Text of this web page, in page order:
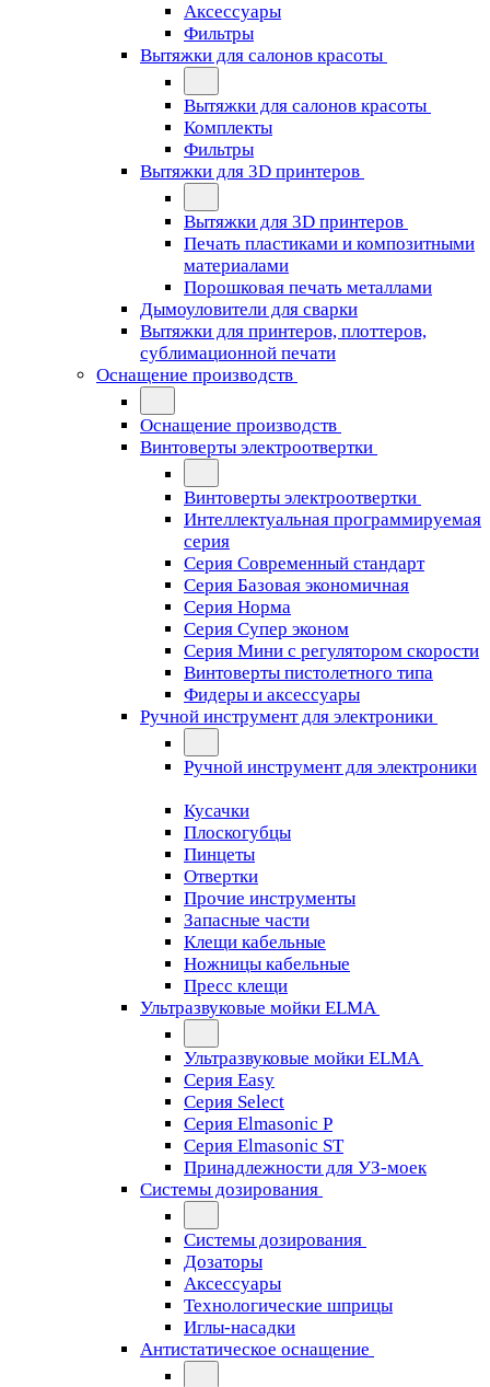
Аксессуары
Фильтры
Вытяжки для салонов красоты
Вытяжки для салонов красоты
Комплекты
Фильтры
Вытяжки для 3D принтеров
Вытяжки для 3D принтеров
Печать пластиками и композитными
материалами
Порошковая печать металлами
Дымоуловители для сварки
Вытяжки для принтеров, плоттеров,
сублимационной печати
Оснащение производств
Оснащение производств
Винтоверты электроотвертки
Винтоверты электроотвертки
Интеллектуальная программируемая
серия
Серия Современный стандарт
Серия Базовая экономичная
Серия Норма
Серия Cупер эконом
Серия Мини с регулятором скорости
Винтоверты пистолетного типа
Фидеры и аксессуары
Ручной инструмент для электроники
Ручной инструмент для электроники
Кусачки
Плоскогубцы
Пинцеты
Отвертки
Прочие инструменты
Запасные части
Клещи кабельные
Ножницы кабельные
Пресс клещи
Ультразвуковые мойки ELMA
Ультразвуковые мойки ELMA
Серия Easy
Серия Select
Серия Elmasonic P
Серия Elmasonic ST
Принадлежности для УЗ-моек
Системы дозирования
Системы дозирования
Дозаторы
Аксессуары
Технологические шприцы
Иглы-насадки
Антистатическое оснащение